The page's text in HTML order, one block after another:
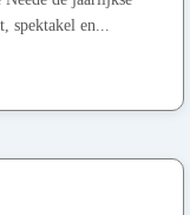
spektakel en...